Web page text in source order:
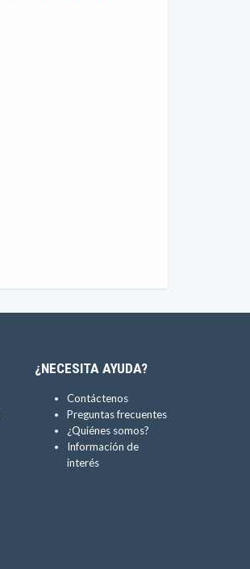
¿NECESITA AYUDA?
Contáctenos
Preguntas frecuentes
¿Quiénes somos?
Información de
interés